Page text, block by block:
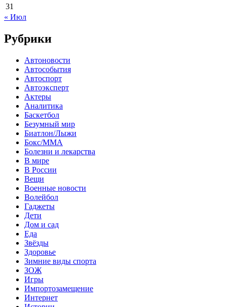
31
« Июл
Рубрики
Автоновости
Автособытия
Автоспорт
Автоэксперт
Актеры
Аналитика
Баскетбол
Безумный мир
Биатлон/Лыжи
Бокс/MMA
Болезни и лекарства
В мире
В России
Вещи
Военные новости
Волейбол
Гаджеты
Дети
Дом и сад
Еда
Звёзды
Здоровье
Зимние виды спорта
ЗОЖ
Игры
Импортозамещение
Интернет